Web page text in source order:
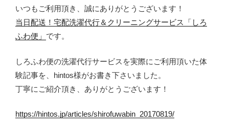
いつもご利用頂き、誠にありがとうございます！
当日配送！宅配洗濯代行＆クリーニングサービス「しろ
ふわ便」 です。
しろふわ便の洗濯代行サービスを実際にご利用頂いた体
験記事を、hintos様がお書き下さいました。
丁寧にご紹介頂き、ありがとうございます！
https://hintos.jp/articles/shirofuwabin_20170819/